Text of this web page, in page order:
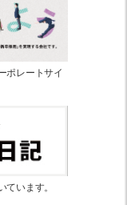
ポレートサイ
います。